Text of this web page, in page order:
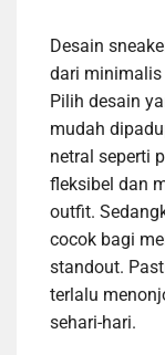
Desain
dari minimalis
Pilih desain
mudah
netral seperti
fleksibel dan
outfit.
cocok bagi
standout.
terlalu
sehari-hari.